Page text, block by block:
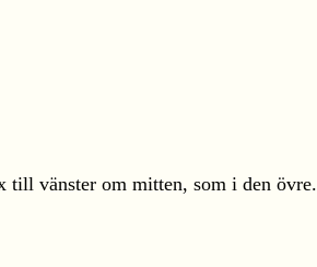
till vänster om mitten, som i den övre.